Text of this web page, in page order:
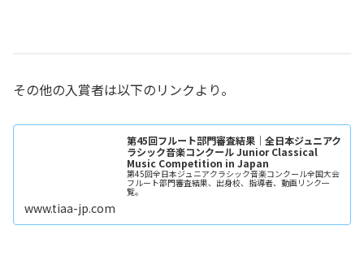
その他の入賞者は以下のリンクより。
第45回フルート部門審査結果｜全日本ジュニアク
ラシック音楽コンクール Junior Classical
Music Competition in Japan
第45回全日本ジュニアクラシック音楽コンクール全国大会
フルート部門審査結果、出身校、指導者、動画リンク一
覧。
www.tiaa-jp.com